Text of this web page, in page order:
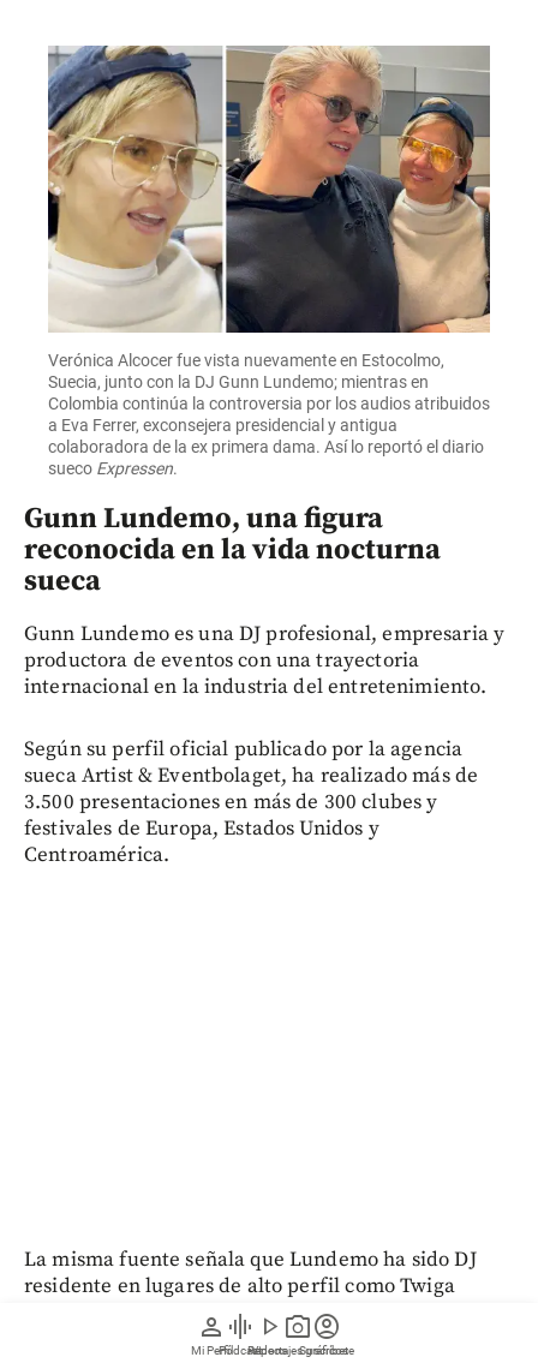
person
Mi Perfil
graphic_eq
Pódcast
play_arrow
Videos
photo_camera
Reportajes gráficos
account_circle
Suscríbete
Verónica Alcocer fue vista nuevamente en Estocolmo,
Suecia, junto con la DJ Gunn Lundemo; mientras en
Colombia continúa la controversia por los audios atribuidos
a Eva Ferrer, exconsejera presidencial y antigua
colaboradora de la ex primera dama. Así lo reportó el diario
sueco Expressen.
Gunn Lundemo, una figura
reconocida en la vida nocturna
sueca
Gunn Lundemo es una DJ profesional, empresaria y
productora de eventos con una trayectoria
internacional en la industria del entretenimiento.
Según su perfil oficial publicado por la agencia
sueca Artist & Eventbolaget, ha realizado más de
3.500 presentaciones en más de 300 clubes y
festivales de Europa, Estados Unidos y
Centroamérica.
La misma fuente señala que Lundemo ha sido DJ
residente en lugares de alto perfil como Twiga
Montecarlo, Billionaire Mansion Dubái, Buddha Bar
Mauritius y el exclusivo club Noppes de Estocolmo.